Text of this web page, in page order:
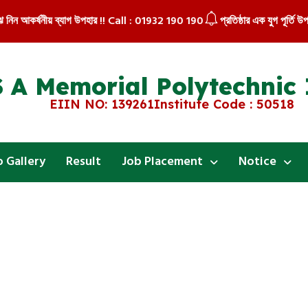
আকর্ষনীয় ব্যাগ উপহার !! Call : 01932 190 190 প্রতিষ্ঠার এক যুগ পূর্তি
A Memorial
EIIN NO: 139261Institute Code : 50518
Gallery Result Job Placement Notice